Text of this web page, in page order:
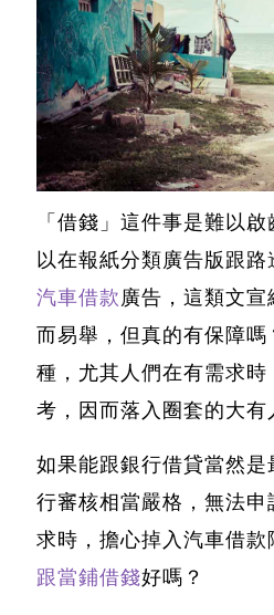
「借錢」這件事是難以
以在報紙分類廣告版跟路
汽車借款廣告，這類文
而易舉，但真的有保障嗎
種，尤其人們在有需求
考，因而落入圈套的大有
如果能跟銀行借貸當然是
行審核相當嚴格，無法
求時，擔心掉入汽車借款
跟當鋪借錢好嗎？